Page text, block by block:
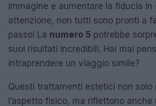
immagine e aumentare la fiducia in
attenzione, non tutti sono pronti a
passo! La numero 5 potrebbe
suoi risultati incredibili. Hai mai
intraprendere un viaggio simile?
Questi trattamenti estetici non solo
l’aspetto fisico, ma riflettono anche